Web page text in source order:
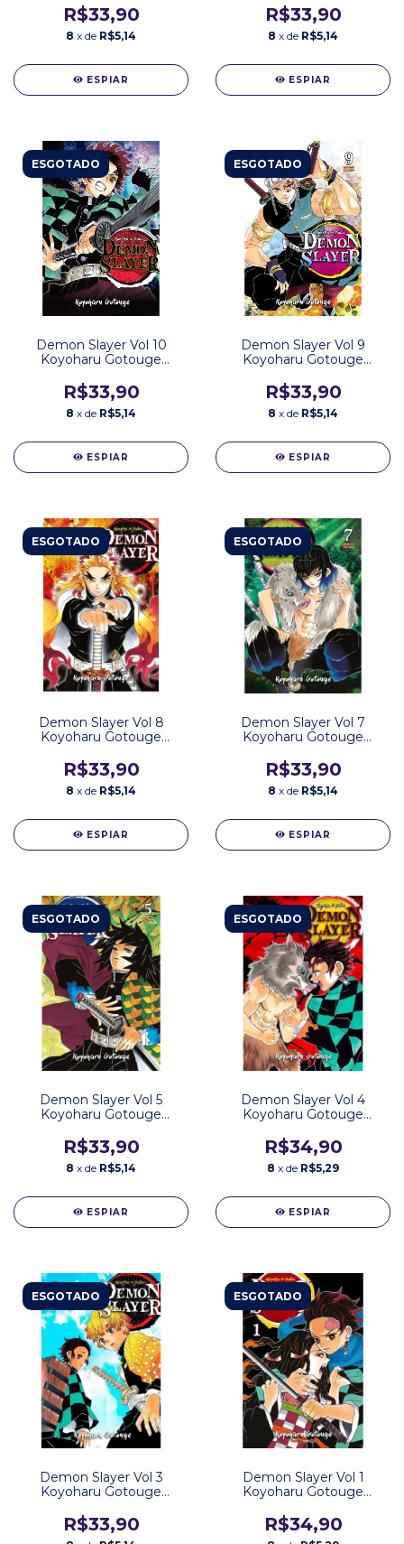
R$33,90
8 x de R$5,14
ESPIAR
R$33,90
8 x de R$5,14
ESPIAR
ESGOTADO
Demon Slayer Vol 10
Koyoharu Gotouge
R$33,90
8 x de R$5,14
ESPIAR
ESGOTADO
Demon Slayer Vol 9
Koyoharu Gotouge
R$33,90
8 x de R$5,14
ESPIAR
ESGOTADO
Demon Slayer Vol 8
Koyoharu Gotouge
R$33,90
8 x de R$5,14
ESPIAR
ESGOTADO
Demon Slayer Vol 7
Koyoharu Gotouge
R$33,90
8 x de R$5,14
ESPIAR
ESGOTADO
Demon Slayer Vol 5
Koyoharu Gotouge
R$33,90
8 x de R$5,14
ESPIAR
ESGOTADO
Demon Slayer Vol 4
Koyoharu Gotouge
R$34,90
8 x de R$5,29
ESPIAR
ESGOTADO
Demon Slayer Vol 3
Koyoharu Gotouge
R$33,90
ESGOTADO
Demon Slayer Vol 1
Koyoharu Gotouge
R$34,90